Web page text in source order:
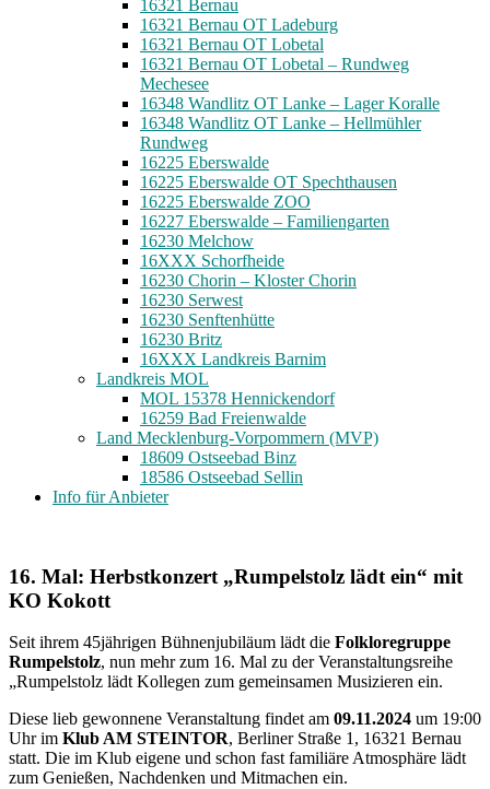
16321 Bernau
16321 Bernau OT Ladeburg
16321 Bernau OT Lobetal
16321 Bernau OT Lobetal – Rundweg
Mechesee
16348 Wandlitz OT Lanke – Lager Koralle
16348 Wandlitz OT Lanke – Hellmühler
Rundweg
16225 Eberswalde
16225 Eberswalde OT Spechthausen
16225 Eberswalde ZOO
16227 Eberswalde – Familiengarten
16230 Melchow
16XXX Schorfheide
16230 Chorin – Kloster Chorin
16230 Serwest
16230 Senftenhütte
16230 Britz
16XXX Landkreis Barnim
Landkreis MOL
MOL 15378 Hennickendorf
16259 Bad Freienwalde
Land Mecklenburg-Vorpommern (MVP)
18609 Ostseebad Binz
18586 Ostseebad Sellin
Info für Anbieter
16. Mal: Herbstkonzert „Rumpelstolz lädt ein“ mit
KO Kokott
Seit ihrem 45jährigen Bühnenjubiläum lädt die Folkloregruppe
Rumpelstolz, nun mehr zum 16. Mal zu der Veranstaltungsreihe
„Rumpelstolz lädt Kollegen zum gemeinsamen Musizieren ein.
Diese lieb gewonnene Veranstaltung findet am 09.11.2024 um 19:00
Uhr im Klub AM STEINTOR, Berliner Straße 1, 16321 Bernau
statt. Die im Klub eigene und schon fast familiäre Atmosphäre lädt
zum Genießen, Nachdenken und Mitmachen ein.